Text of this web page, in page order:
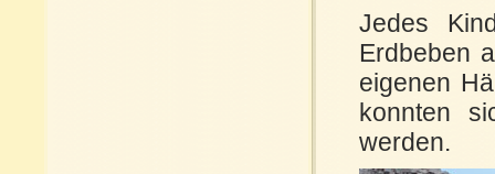
Jedes
Erdbeben
eigenen
konnten
werden.